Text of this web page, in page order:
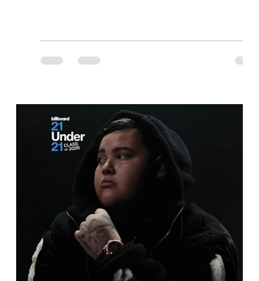
agosto, el Parque Arena Temuco será
escenario de una noche dedicada al indie
banda que llegará a la capital de La
Araucanía para ofrecer un show cargado
de energía, guitarras y canciones que han
marcado su breve pero exitosa trayectoria.